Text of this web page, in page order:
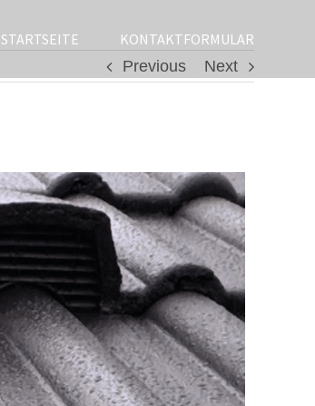
STARTSEITE
KONTAKTFORMULAR
Previous
Next